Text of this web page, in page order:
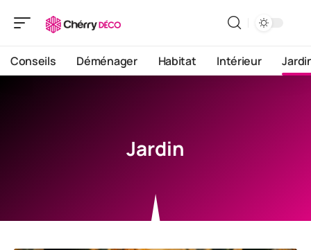
Conseils Déménager Habitat Intérieur
Jardin